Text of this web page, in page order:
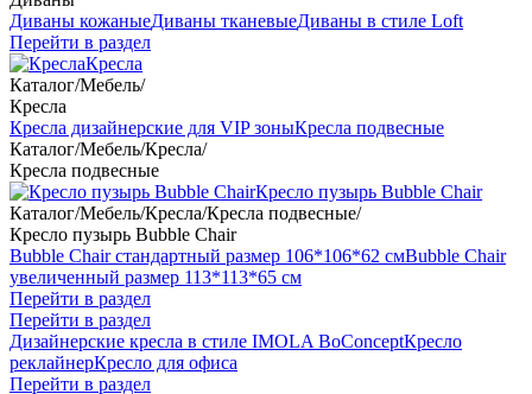
Диваны кожаныеДиваны тканевыеДиваны в стиле Loft
Перейти в раздел
Кресла
Каталог/Мебель/
Кресла
Кресла дизайнерские для VIP зоныКресла подвесные
Каталог/Мебель/Кресла/
Кресла подвесные
Кресло пузырь Bubble Chair
Каталог/Мебель/Кресла/Кресла подвесные/
Кресло пузырь Bubble Chair
Bubble Chair стандартный размер 106*106*62 смBubble Chair
увеличенный размер 113*113*65 см
Перейти в раздел
Перейти в раздел
Дизайнерские кресла в стиле IMOLA BoConceptКресло
реклайнерКресло для офиса
Перейти в раздел